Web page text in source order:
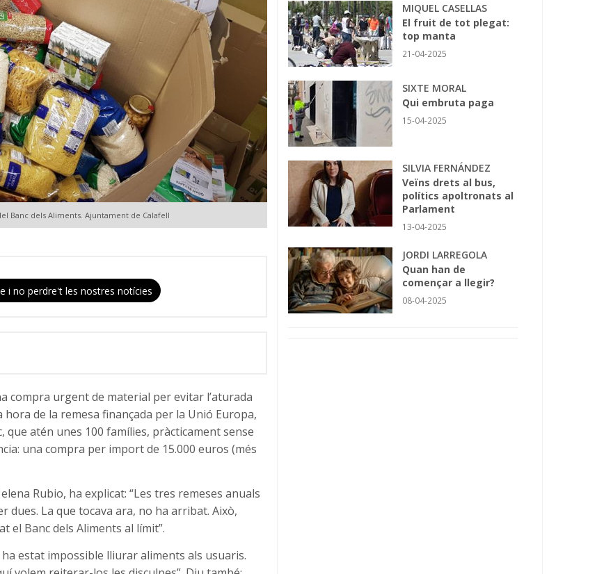
Banc dels Aliments. Ajuntament de Calafell
i no perdre't les nostres notícies
compra urgent de material per evitar l’aturada
hora de la remesa finançada per la Unió Europa,
que atén unes 100 famílies, pràcticament sense
una compra per import de 15.000 euros (més
Rubio, ha explicat: “Les tres remeses anuals
dues. La que tocava ara, no ha arribat. Això,
el Banc dels Aliments al límit”.
estat impossible lliurar aliments als usuaris.
MIQUEL CASELLAS
El fruit de tot plegat:
top manta
21-04-2025
SIXTE MORAL
Qui embruta paga
15-04-2025
SILVIA FERNÁNDEZ
Veïns drets al bus,
polítics apoltronats al
Parlament
13-04-2025
JORDI LARREGOLA
Quan han de
començar a llegir?
08-04-2025